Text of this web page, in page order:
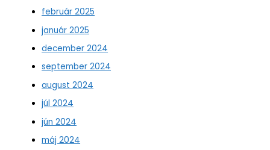
február 2025
január 2025
december 2024
september 2024
august 2024
júl 2024
jún 2024
máj 2024